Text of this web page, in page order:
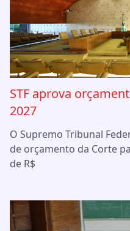
STF aprova
2027
O Supremo Tribunal
de orçamento da Corte
de R$